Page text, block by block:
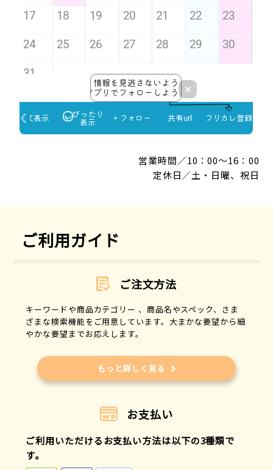
営業時間／10：00～16：00
定休日／土・日曜、祝日
ご利用ガイド
ご注文方法
キーワードや商品カテゴリー 、商品名やスペック、さま
ざまな検索機能をご用意しています。大まかな要望から細
やかな要望までお応えします。
もっと詳しく見る
お支払い
ご利用いただけるお支払い方法は以下の3種類で
す。